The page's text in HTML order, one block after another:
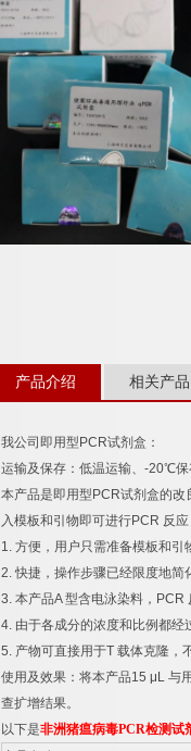
产品介绍 相关产品
我公司即用型 PCR试剂盒：
运输及保存：低温运输、 -20℃
本产品是即用型 PCR试剂盒的改
入模板和引物即可进行PCR 反
1. 方便，用户只需准备模板和引
2.快捷，操作步骤已经限度地简
3. 本产品A型含电泳染料， PCR
4. 由于各成分的浓度和比例都
5. 产物可直接用于T 载体克隆，
使用及效果：将本产品15 μL 与
查扩增结果。
以下是非洲猪瘟病毒PCR检测试